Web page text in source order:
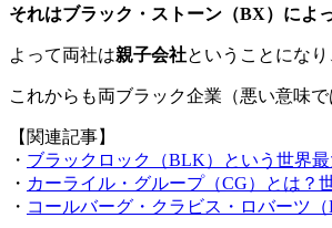
それはブラック・ストーン（BX）によ
よって両社は親子会社ということになり
これからも両ブラック企業（悪い意味
【関連記事】
・ ブラックロック（BLK）という世界
・ カーライル・グループ（CG）とは？
・ コールバーグ・クラビス・ロバーツ